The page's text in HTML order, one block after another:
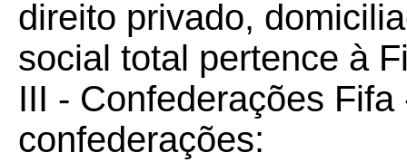
direito privado,
social total pertence à
III - Confederações
confederações: